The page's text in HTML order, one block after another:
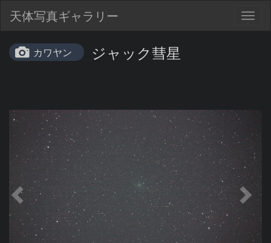
天体写真ギャラリー
カワヤン ジャック彗星